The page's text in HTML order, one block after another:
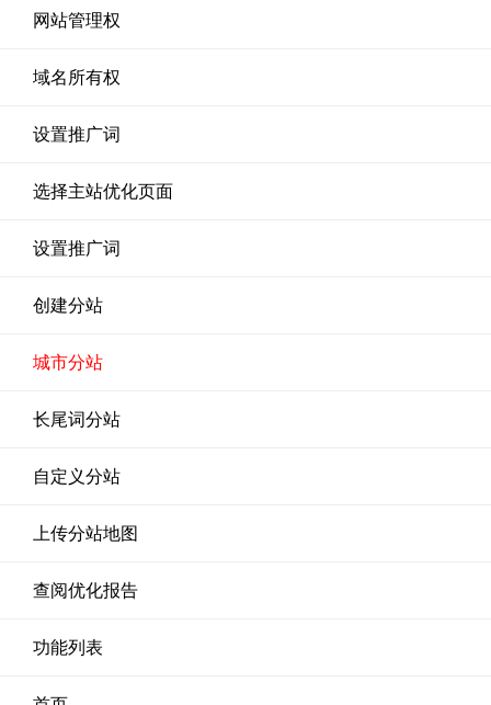
网站管理权
域名所有权
设置推广词
选择主站优化页面
设置推广词
创建分站
城市分站
长尾词分站
自定义分站
上传分站地图
查阅优化报告
功能列表